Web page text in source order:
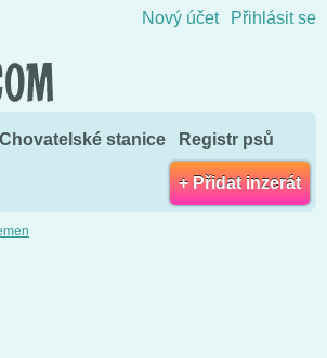
Nový účet Přihlásit se
Chovatelské stanice Registr psů
+ Přidat inzerát